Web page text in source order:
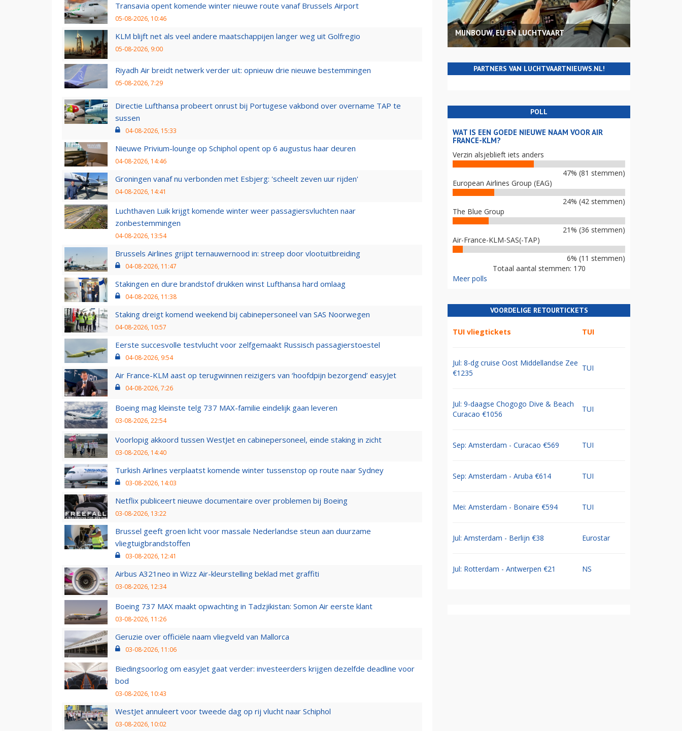
Transavia opent komende winter nieuwe route vanaf Brussels Airport
05-08-2026, 10:46
KLM blijft net als veel andere maatschappijen langer weg uit Golfregio
05-08-2026, 9:00
Riyadh Air breidt netwerk verder uit: opnieuw drie nieuwe bestemmingen
05-08-2026, 7:29
Directie Lufthansa probeert onrust bij Portugese vakbond over overname TAP te
sussen
04-08-2026, 15:33
Nieuwe Privium-lounge op Schiphol opent op 6 augustus haar deuren
04-08-2026, 14:46
Groningen vanaf nu verbonden met Esbjerg: 'scheelt zeven uur rijden'
04-08-2026, 14:41
Luchthaven Luik krijgt komende winter weer passagiersvluchten naar
zonbestemmingen
04-08-2026, 13:54
Brussels Airlines grijpt ternauwernood in: streep door vlootuitbreiding
04-08-2026, 11:47
Stakingen en dure brandstof drukken winst Lufthansa hard omlaag
04-08-2026, 11:38
Staking dreigt komend weekend bij cabinepersoneel van SAS Noorwegen
04-08-2026, 10:57
Eerste succesvolle testvlucht voor zelfgemaakt Russisch passagierstoestel
04-08-2026, 9:54
Air France-KLM aast op terugwinnen reizigers van ‘hoofdpijn bezorgend’ easyJet
04-08-2026, 7:26
Boeing mag kleinste telg 737 MAX-familie eindelijk gaan leveren
03-08-2026, 22:54
Voorlopig akkoord tussen WestJet en cabinepersoneel, einde staking in zicht
03-08-2026, 14:40
Turkish Airlines verplaatst komende winter tussenstop op route naar Sydney
03-08-2026, 14:03
Netflix publiceert nieuwe documentaire over problemen bij Boeing
03-08-2026, 13:22
Brussel geeft groen licht voor massale Nederlandse steun aan duurzame
vliegtuigbrandstoffen
03-08-2026, 12:41
Airbus A321neo in Wizz Air-kleurstelling beklad met graffiti
03-08-2026, 12:34
Boeing 737 MAX maakt opwachting in Tadzjikistan: Somon Air eerste klant
03-08-2026, 11:26
Geruzie over officiële naam vliegveld van Mallorca
03-08-2026, 11:06
Biedingsoorlog om easyJet gaat verder: investeerders krijgen dezelfde deadline voor
bod
03-08-2026, 10:43
WestJet annuleert voor tweede dag op rij vlucht naar Schiphol
03-08-2026, 10:02
MIJNBOUW, EU EN LUCHTVAART
PARTNERS VAN LUCHTVAARTNIEUWS.NL!
POLL
WAT IS EEN GOEDE NIEUWE NAAM VOOR AIR
FRANCE-KLM?
Verzin alsjeblieft iets anders
47% (81 stemmen)
European Airlines Group (EAG)
24% (42 stemmen)
The Blue Group
21% (36 stemmen)
Air-France-KLM-SAS(-TAP)
6% (11 stemmen)
Totaal aantal stemmen: 170
Meer polls
VOORDELIGE RETOURTICKETS
TUI vliegtickets TUI
Jul: 8-dg cruise Oost Middellandse Zee
€1235
TUI
Jul: 9-daagse Chogogo Dive & Beach
Curacao €1056
TUI
Sep: Amsterdam - Curacao €569 TUI
Sep: Amsterdam - Aruba €614 TUI
Mei: Amsterdam - Bonaire €594 TUI
Jul: Amsterdam - Berlijn €38 Eurostar
Jul: Rotterdam - Antwerpen €21 NS